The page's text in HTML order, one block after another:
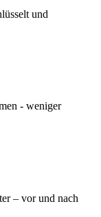
und
- weniger
– vor und nach